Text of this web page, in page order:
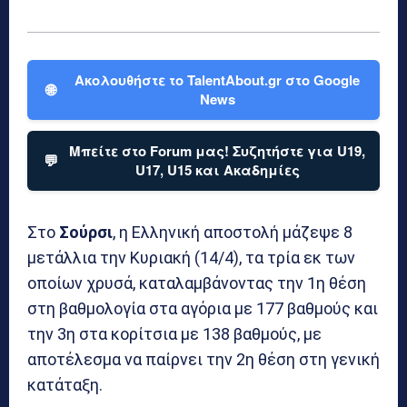
🌐
Ακολουθήστε το TalentAbout.gr στο Google
News
💬
Μπείτε στο Forum μας! Συζητήστε για U19,
U17, U15 και Ακαδημίες
Στο Σούρσι, η Ελληνική αποστολή μάζεψε 8
μετάλλια την Κυριακή (14/4), τα τρία εκ των
οποίων χρυσά, καταλαμβάνοντας την 1η θέση
στη βαθμολογία στα αγόρια με 177 βαθμούς και
την 3η στα κορίτσια με 138 βαθμούς, με
αποτέλεσμα να παίρνει την 2η θέση στη γενική
κατάταξη.